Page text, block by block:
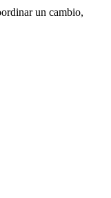
un cambio,